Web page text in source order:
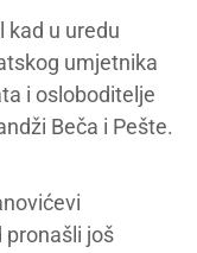
kad u uredu
umjetnika
i osloboditelje
Beča i Pešte.
pronašli još